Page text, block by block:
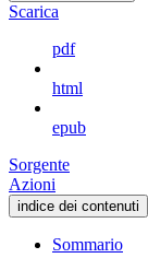
Scarica
pdf
html
epub
Sorgente
Azioni
indice dei contenuti
Sommario